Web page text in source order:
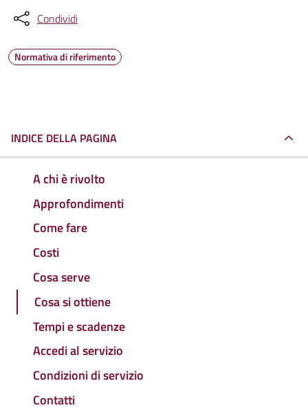
Condividi
Normativa di riferimento
INDICE DELLA PAGINA
A chi è rivolto
Approfondimenti
Come fare
Costi
Cosa serve
Cosa si ottiene
Tempi e scadenze
Accedi al servizio
Condizioni di servizio
Contatti